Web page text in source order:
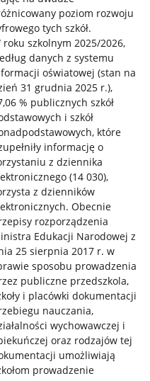
poziom rozwoju
tych szkół.
roku szkolnym 2025/2026,
danych z systemu
oświatowej (stan na
31 grudnia 2025 r.),
% publicznych szkół
i szkół
które
informację o
z dziennika
(14 030),
z dzienników
Obecnie
rozporządzenia
Edukacji Narodowej z
25 sierpnia 2017 r. w
sposobu prowadzenia
publiczne przedszkola,
i placówki dokumentacji
nauczania,
wychowawczej i
oraz rodzajów tej
umożliwiają
prowadzenie